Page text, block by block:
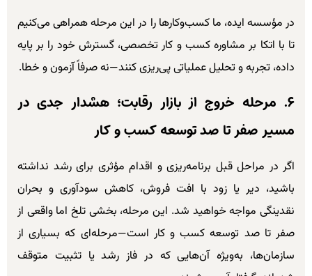
در مؤسسه ایده، ما کسب‌وکارها را در این مرحله همراهی می‌کنیم
تا با اتکا بر مشاوره کسب و کار تخصصی، گسترش خود را بر پایه
داده، تجربه و تحلیل عملیاتی پی‌ریزی کنند—نه صرفاً آزمون و خطا.
۶. مرحله خروج از بازار رقابت؛ هشدار جدی در
مسیر صفر تا صد توسعه کسب و کار
اگر در مراحل قبل برنامه‌ریزی و اقدام مؤثری برای رشد نداشته
باشید، دیر یا زود با افت فروش، کاهش سودآوری و بحران
نقدینگی مواجه خواهید شد. این مرحله، بخشی تلخ اما واقعی از
صفر تا صد توسعه کسب و کار است—مرحله‌ای که بسیاری از
سازمان‌ها، به‌ویژه آن‌هایی که در فاز رشد یا تثبیت متوقف